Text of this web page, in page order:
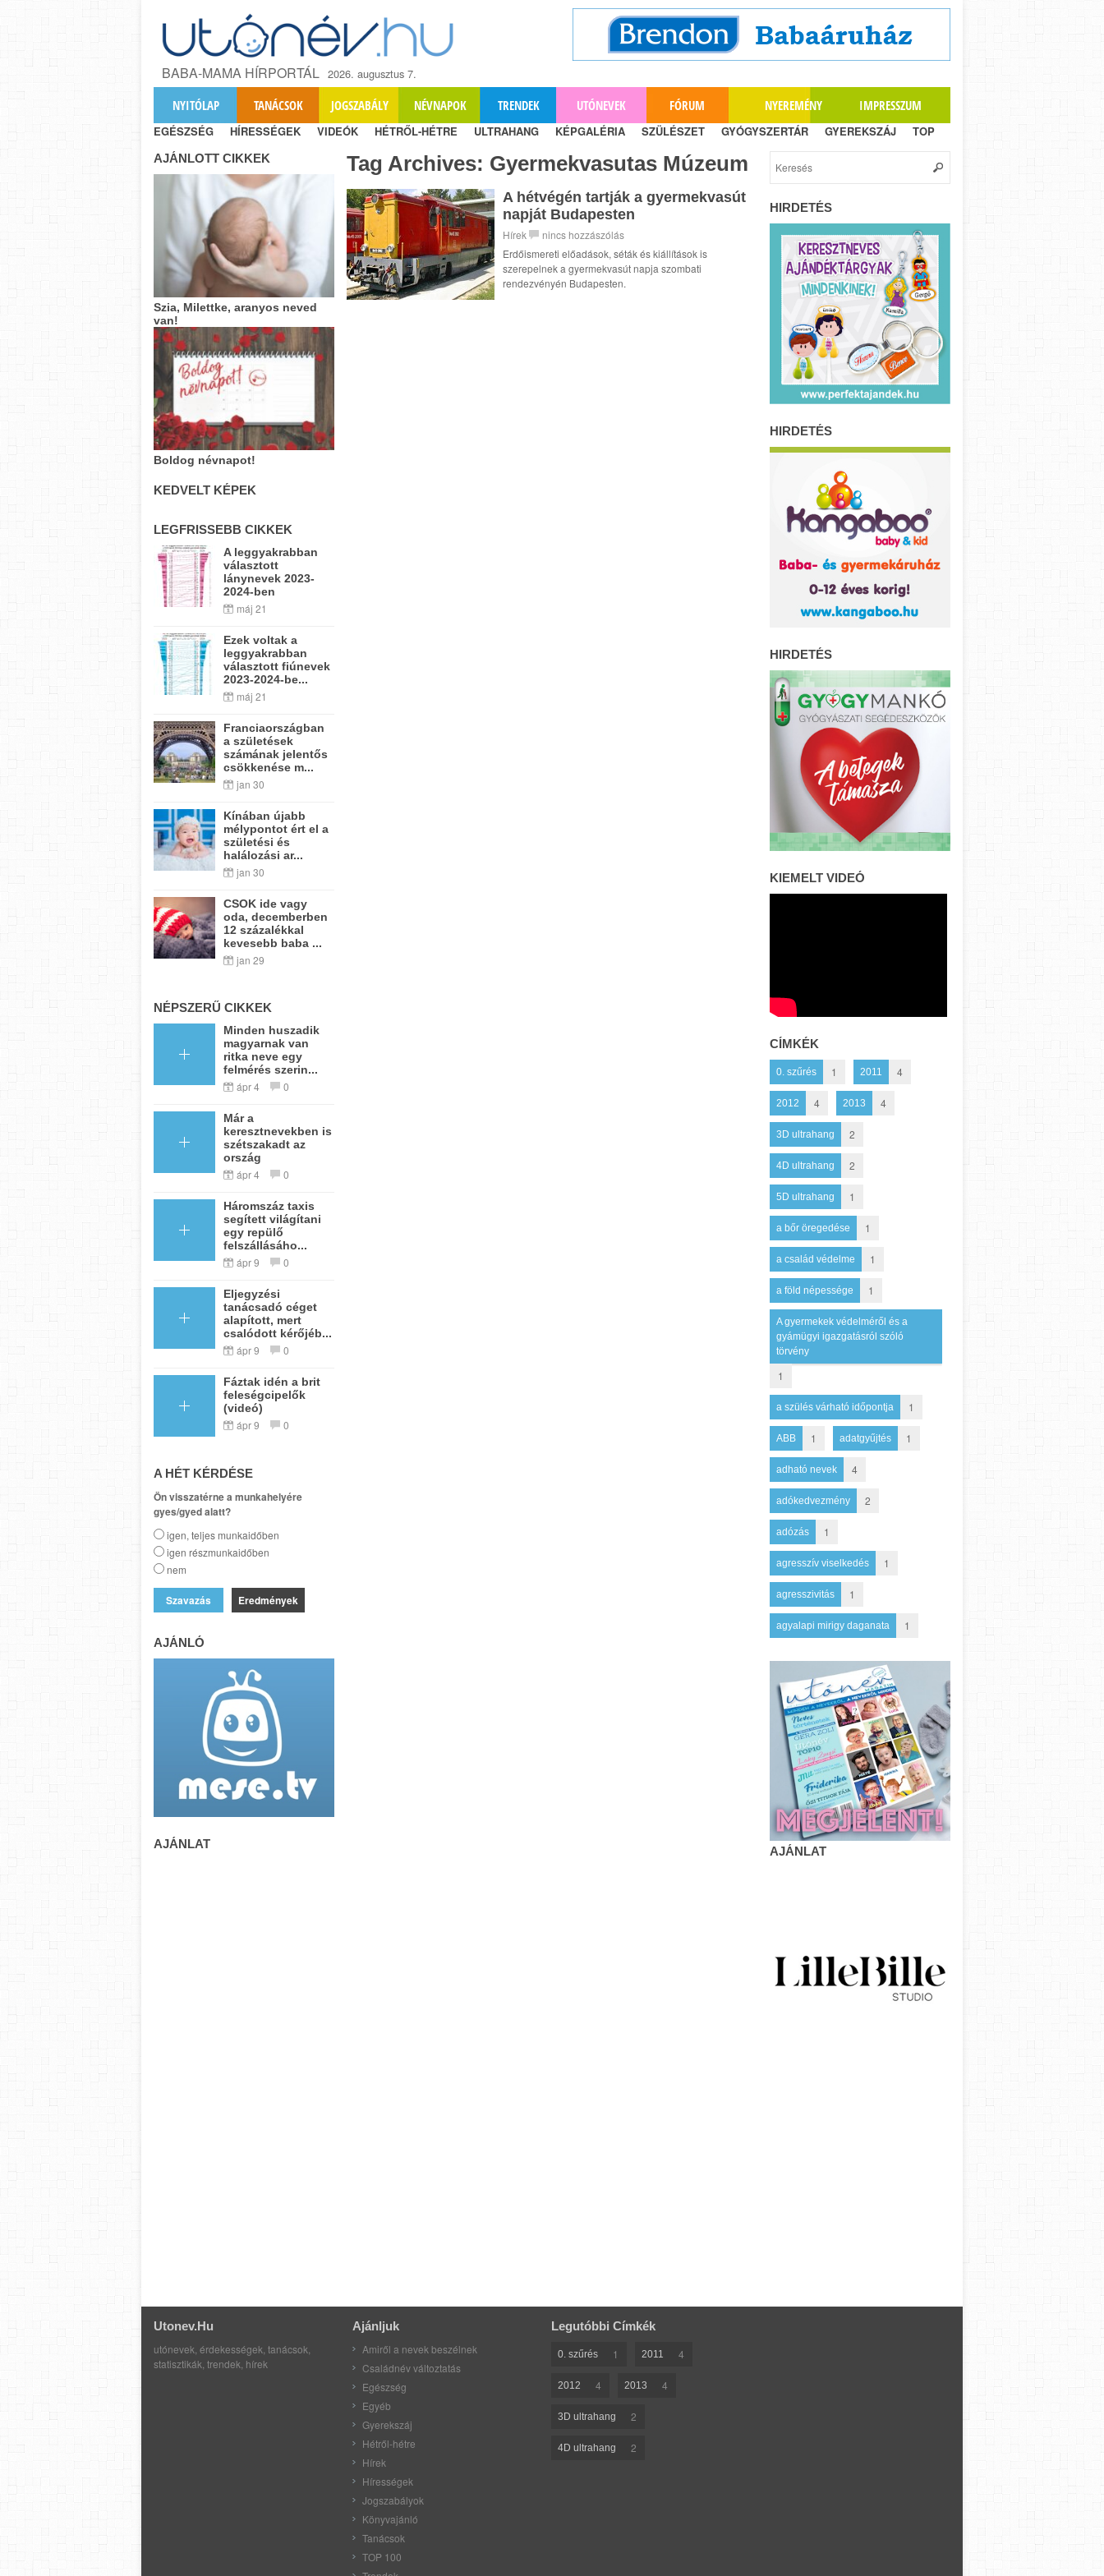
BABA-MAMA HÍRPORTÁL 2026. augusztus 7.
NYITÓLAP TANÁCSOK JOGSZABÁLY NÉVNAPOK TRENDEK UTÓNEVEK FÓRUM NYEREMÉNY IMPRESSZUM
EGÉSZSÉG HÍRESSÉGEK VIDEÓK HÉTRŐL-HÉTRE ULTRAHANG KÉPGALÉRIA SZÜLÉSZET GYÓGYSZERTÁR GYEREKSZÁJ TOP
Tag Archives: Gyermekvasutas Múzeum
A hétvégén tartják a gyermekvasút
napját Budapesten
Hírek
nincs hozzászólás
Erdőismereti előadások, séták és kiállítások is
szerepelnek a gyermekvasút napja szombati
rendezvényén Budapesten.
AJÁNLOTT CIKKEK
Szia, Milettke, aranyos neved
van!
Boldog névnapot!
KEDVELT KÉPEK
LEGFRISSEBB CIKKEK
A leggyakrabban
választott
lánynevek 2023-
2024-ben
máj 21
Ezek voltak a
leggyakrabban
választott fiúnevek
2023-2024-be...
máj 21
Franciaországban
a születések
számának jelentős
csökkenése m...
jan 30
Kínában újabb
mélypontot ért el a
születési és
halálozási ar...
jan 30
CSOK ide vagy
oda, decemberben
12 százalékkal
kevesebb baba ...
jan 29
NÉPSZERŰ CIKKEK
Minden huszadik
magyarnak van
ritka neve egy
felmérés szerin...
ápr 4 0
Már a
keresztnevekben is
szétszakadt az
ország
ápr 4 0
Háromszáz taxis
segített világítani
egy repülő
felszállásáho...
ápr 9 0
Eljegyzési
tanácsadó céget
alapított, mert
csalódott kérőjéb...
ápr 9 0
Fáztak idén a brit
feleségcipelők
(videó)
ápr 9 0
A HÉT KÉRDÉSE
Ön visszatérne a munkahelyére
gyes/gyed alatt?
igen, teljes munkaidőben
igen részmunkaidőben
nem
Eredmények
AJÁNLÓ
AJÁNLAT
HIRDETÉS
HIRDETÉS
HIRDETÉS
KIEMELT VIDEÓ
CÍMKÉK
0. szűrés 1 2011 4
2012 4 2013 4
3D ultrahang 2
4D ultrahang 2
5D ultrahang 1
a bőr öregedése 1
a család védelme 1
a föld népessége 1
A gyermekek védelméről és a
gyámügyi igazgatásról szóló
törvény
1
a szülés várható időpontja 1
ABB 1 adatgyűjtés 1
adható nevek 4
adókedvezmény 2
adózás 1
agresszív viselkedés 1
agresszivitás 1
agyalapi mirigy daganata 1
AJÁNLAT
Utonev.hu
utónevek, érdekességek, tanácsok,
statisztikák, trendek, hírek
Ajánljuk
Amiről a nevek beszélnek
Családnév változtatás
Egészség
Egyéb
Gyerekszáj
Hétről-hétre
Hírek
Hírességek
Jogszabályok
Könyvajánló
Tanácsok
TOP 100
Legutóbbi Címkék
0. szűrés 1 2011 4
2012 4 2013 4
3D ultrahang 2
4D ultrahang 2